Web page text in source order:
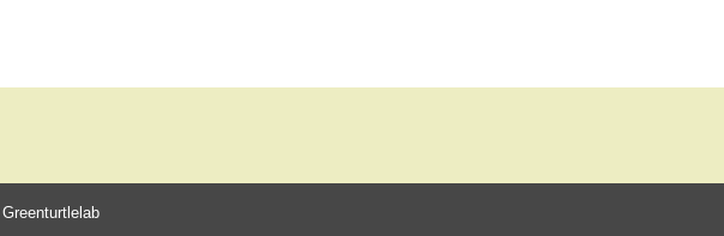
Greenturtlelab